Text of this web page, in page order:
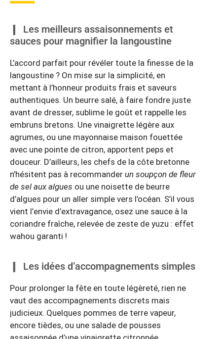
Les meilleurs assaisonnements et
sauces pour magnifier la langoustine
L’accord parfait pour révéler toute la finesse de la
langoustine ? On mise sur la simplicité, en
mettant à l’honneur produits frais et saveurs
authentiques. Un beurre salé, à faire fondre juste
avant de dresser, sublime le goût et rappelle les
embruns bretons. Une vinaigrette légère aux
agrumes, ou une mayonnaise maison fouettée
avec une pointe de citron, apportent peps et
douceur. D’ailleurs, les chefs de la côte bretonne
n’hésitent pas à recommander un soupçon de fleur
de sel aux algues ou une noisette de beurre
d’algues pour un aller simple vers l’océan. S’il vous
vient l’envie d’extravagance, osez une sauce à la
coriandre fraîche, relevée de zeste de yuzu : effet
wahou garanti !
Les idées d’accompagnements simples
Pour prolonger la fête en toute légèreté, rien ne
vaut des accompagnements discrets mais
judicieux. Quelques pommes de terre vapeur,
encore tièdes, ou une salade de pousses